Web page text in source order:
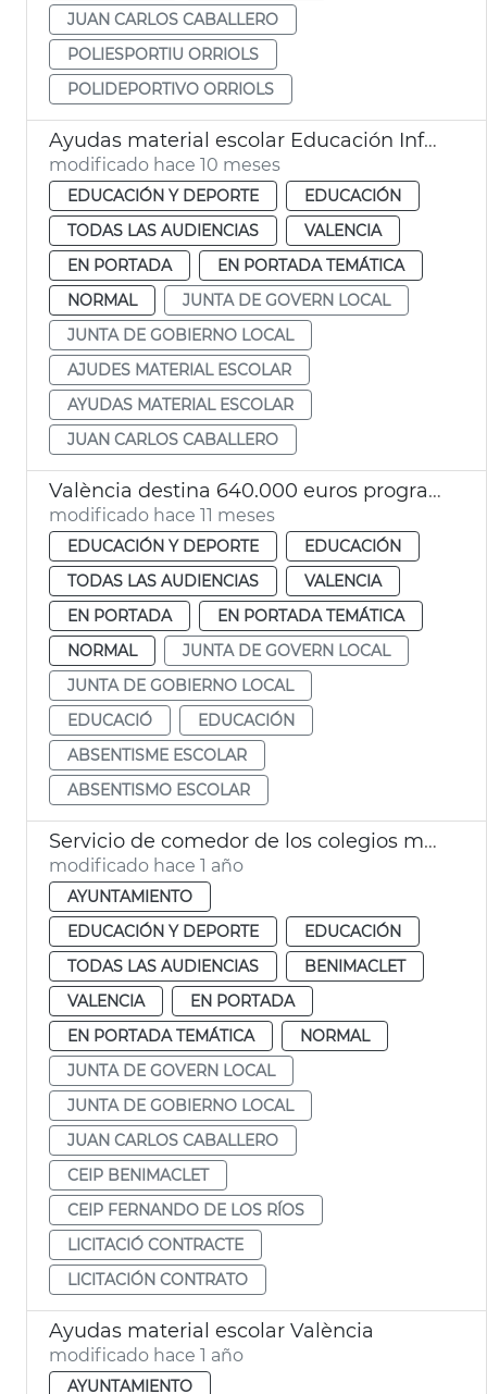
JUAN CARLOS CABALLERO
POLIESPORTIU ORRIOLS
POLIDEPORTIVO ORRIOLS
Ayudas material escolar Educación Infantil València
modificado hace 10 meses
EDUCACIÓN Y DEPORTE
EDUCACIÓN
TODAS LAS AUDIENCIAS
VALENCIA
EN PORTADA
EN PORTADA TEMÁTICA
NORMAL
JUNTA DE GOVERN LOCAL
JUNTA DE GOBIERNO LOCAL
AJUDES MATERIAL ESCOLAR
AYUDAS MATERIAL ESCOLAR
JUAN CARLOS CABALLERO
València destina 640.000 euros programa contra absentismo escolar
modificado hace 11 meses
EDUCACIÓN Y DEPORTE
EDUCACIÓN
TODAS LAS AUDIENCIAS
VALENCIA
EN PORTADA
EN PORTADA TEMÁTICA
NORMAL
JUNTA DE GOVERN LOCAL
JUNTA DE GOBIERNO LOCAL
EDUCACIÓ
EDUCACIÓN
ABSENTISME ESCOLAR
ABSENTISMO ESCOLAR
Servicio de comedor de los colegios municipales de València
modificado hace 1 año
AYUNTAMIENTO
EDUCACIÓN Y DEPORTE
EDUCACIÓN
TODAS LAS AUDIENCIAS
BENIMACLET
VALENCIA
EN PORTADA
EN PORTADA TEMÁTICA
NORMAL
JUNTA DE GOVERN LOCAL
JUNTA DE GOBIERNO LOCAL
JUAN CARLOS CABALLERO
CEIP BENIMACLET
CEIP FERNANDO DE LOS RÍOS
LICITACIÓ CONTRACTE
LICITACIÓN CONTRATO
Ayudas material escolar València
modificado hace 1 año
AYUNTAMIENTO